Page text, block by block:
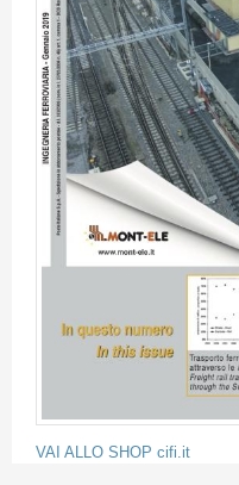
VAI ALLO SHOP cifi.it